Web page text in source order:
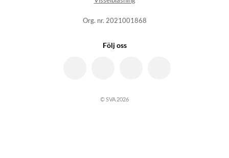
Org. nr. 2021001868
Följ oss
© SVA 2026